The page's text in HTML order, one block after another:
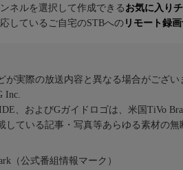
ネルを選択して作成できる お気に入り
しているご自宅のSTBへの リモート録
が実際の放送内容と異なる場合がござい
Inc.
、およびGガイドロゴは、米国TiVo
している記事・写真等あらゆる素材の無
（公式番組情報マーク）